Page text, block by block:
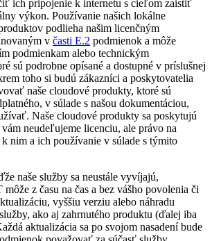
ich pripojenie k internetu s cieľom zaistiť
výkon. Používanie našich lokálne
podlieha našim licenčným
v časti E.2 podmienok a môže
podmienkam alebo technickým
sú podrobne opísané a dostupné v príslušnej
toho si budú zákazníci a poskytovatelia
naše cloudové produkty, ktoré sú
v súlade s našou dokumentáciou,
Naše cloudové produkty sa poskytujú
neudeľujeme licenciu, ale právo na
nim a ich používanie v súlade s týmito
naše služby sa neustále vyvíjajú,
z času na čas a bez vášho povolenia či
vyššiu verziu alebo náhradu
ako aj zahrnutého produktu (ďalej iba
aktualizácia sa po svojom nasadení bude